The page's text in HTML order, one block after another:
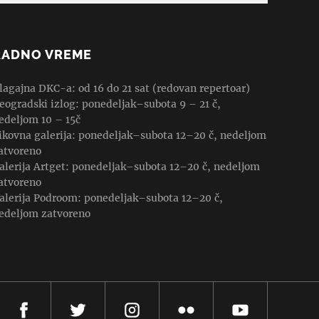
VREME
DKC-a: od 16 do 21 sat (redovan repertoar)
izlog: ponedeljak–subota 9 – 21 č,
10 – 15č
galerija: ponedeljak–subota 12–20 č, nedeljom
Artget: ponedeljak–subota 12–20 č, nedeljom
Podroom: ponedeljak–subota 12–20 č,
zatvoreno